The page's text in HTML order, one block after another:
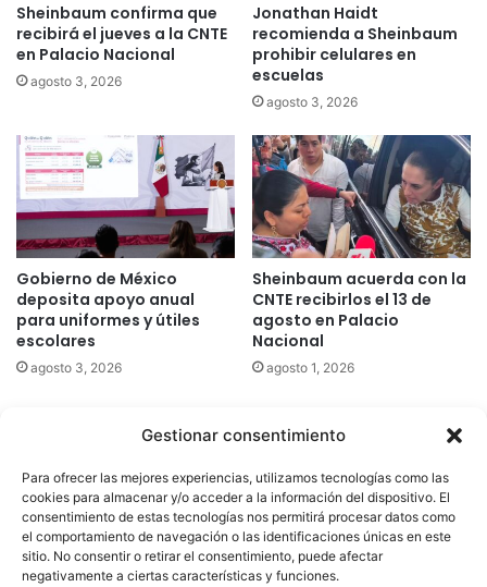
Gestionar consentimiento
Para ofrecer las mejores experiencias, utilizamos tecnologías como las
cookies para almacenar y/o acceder a la información del dispositivo. El
consentimiento de estas tecnologías nos permitirá procesar datos como
el comportamiento de navegación o las identificaciones únicas en este
sitio. No consentir o retirar el consentimiento, puede afectar
negativamente a ciertas características y funciones.
Sheinbaum confirma que
recibirá el jueves a la CNTE
en Palacio Nacional
agosto 3, 2026
Jonathan Haidt
recomienda a Sheinbaum
prohibir celulares en
escuelas
agosto 3, 2026
Gobierno de México
deposita apoyo anual
para uniformes y útiles
escolares
agosto 3, 2026
Sheinbaum acuerda con la
CNTE recibirlos el 13 de
agosto en Palacio
Nacional
agosto 1, 2026
derechos reservados
|Aviso de Privacidad|Política de Cookies|Defensoría de la
Audiencia|